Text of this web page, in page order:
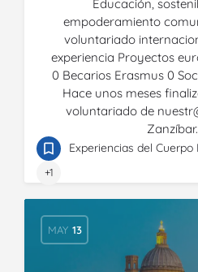
Educación,
empoderamiento
voluntariado
experiencia Proyectos
0 Becarios Erasmus 0
Hace unos meses
voluntariado de
Experiencias del
+1
MAY 13